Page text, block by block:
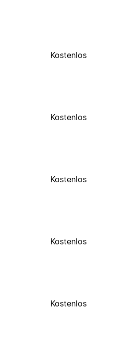
Kostenlos
Kostenlos
Kostenlos
Kostenlos
Kostenlos